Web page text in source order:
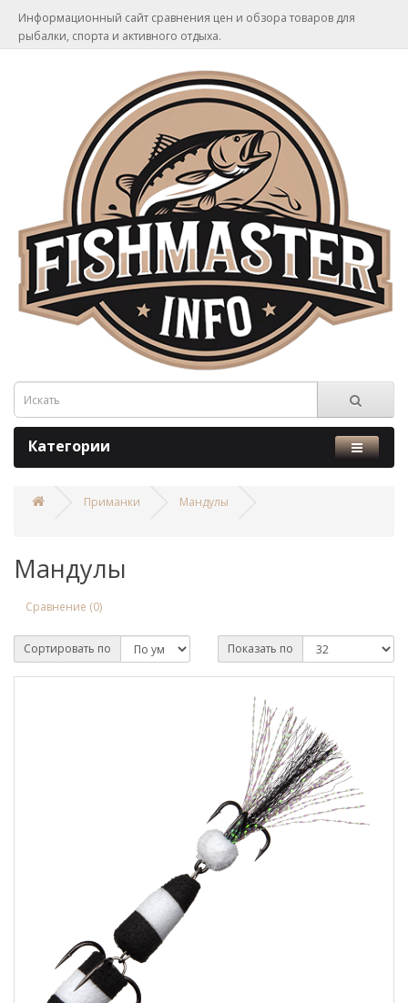
Информационный сайт сравнения цен и обзора товаров для
рыбалки, спорта и активного отдыха.
Категории
Приманки Мандулы
Мандулы
Сравнение (0)
Сортировать по Показать по